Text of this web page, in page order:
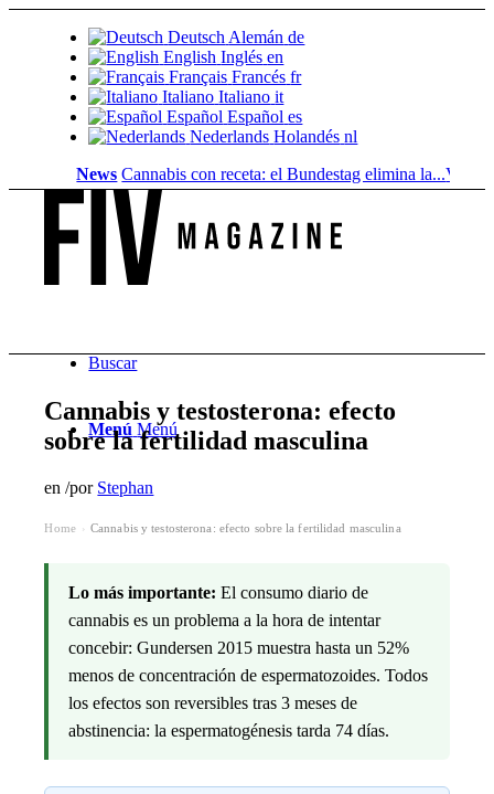
Deutsch Alemán de
English Inglés en
Français Francés fr
Italiano Italiano it
Español Español es
Nederlands Holandés nl
News Cannabis con receta: el Bundestag elimina la... Valor del
Buscar
Menú Menú
Cannabis y testosterona: efecto
sobre la fertilidad masculina
en/por Stephan
Home Cannabis y testosterona: efecto sobre la fertilidad masculina
Lo más importante: El consumo diario de
cannabis es un problema a la hora de intentar
concebir: Gundersen 2015 muestra hasta un 52%
menos de concentración de espermatozoides. Todos
los efectos son reversibles tras 3 meses de
abstinencia: la espermatogénesis tarda 74 días.